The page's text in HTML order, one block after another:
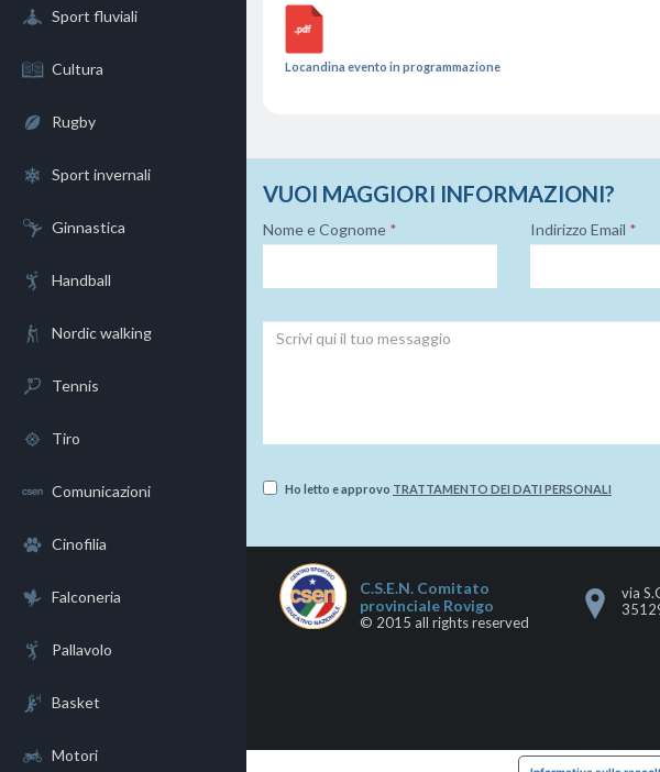
Sport fluviali
Cultura
Rugby
Sport invernali
Ginnastica
Handball
Nordic walking
Tennis
Tiro
Comunicazioni
Cinofilia
Falconeria
Pallavolo
Basket
Motori
Locandina evento in programmazione
VUOI MAGGIORI INFORMAZIONI?
Nome e Cognome * Indirizzo Email *
Ho letto e approvo TRATTAMENTO DEI DATI PERSONALI
C.S.E.N. Comitato
provinciale Rovigo
© 2015 all rights reserved
via